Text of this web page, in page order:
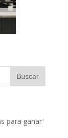
para ganar